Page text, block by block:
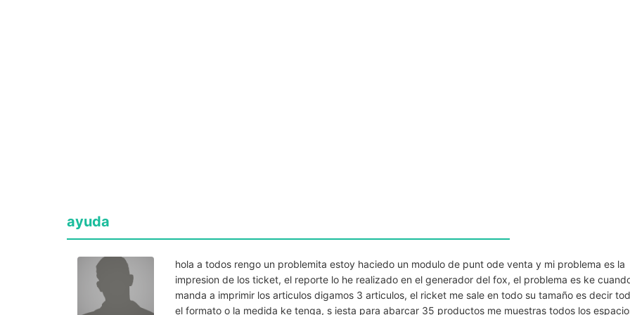
ayuda
hola a todos rengo un problemita estoy haciedo un modulo de punt ode venta y mi problema es la
impresion de los ticket, el reporte lo he realizado en el generador del fox, el problema es ke
manda a imprimir los articulos digamos 3 articulos, el ricket me sale en todo su tamaño es decir
el formato o la medida ke tenga, s iesta para abarcar 35 productos me muestras todos los